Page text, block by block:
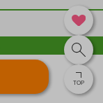
TOP